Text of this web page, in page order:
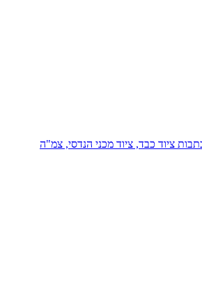
ציוד כבד, ציוד מכני הנדסי, צמ"ה